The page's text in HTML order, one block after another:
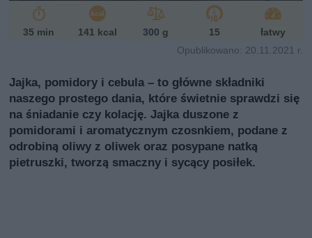
35 min 141 kcal 300 g 15
łatwy
Opublikowano: 20.11.2021 r.
Jajka, pomidory i cebula – to główne składniki
naszego prostego dania, które świetnie sprawdzi się
na śniadanie czy kolację. Jajka duszone z
pomidorami i aromatycznym czosnkiem, podane z
odrobiną oliwy z oliwek oraz posypane natką
pietruszki, tworzą smaczny i sycący posiłek.